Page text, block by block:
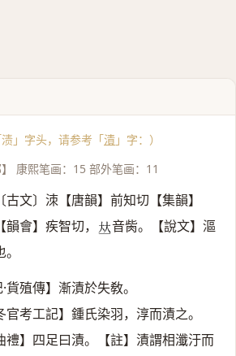
渍」字头，请参考「漬 」字：）
】 康熙笔画：15 部外笔画：11
〔古文〕洓【唐韻】前知切【集韻】
【韻會】疾智切， 𠀤音胔。【說文】漚
殖傳】漸漬於失敎。
官考工記】鍾氏染羽，淳而漬之。
禮】四足曰漬。【註】漬謂相瀸汙而